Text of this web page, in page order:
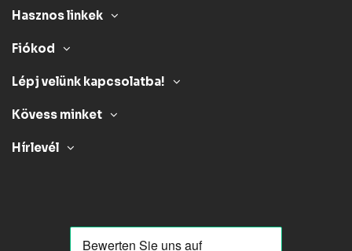
Hasznos linkek
Fiókod
Lépj velünk kapcsolatba!
Kövess minket
Hírlevél